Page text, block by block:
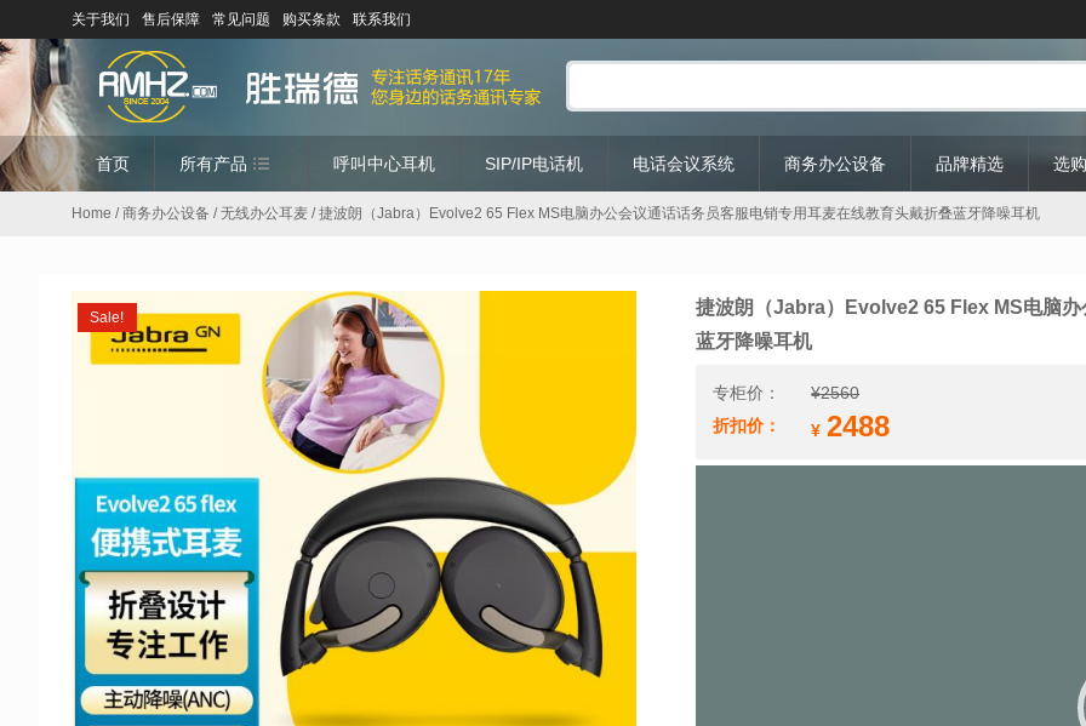
关于我们 售后保障 常见问题 购买条款 联系我们
首页 所有产品 呼叫中心耳机 SIP/IP电话机 电话会议系统 商务办公设备 品牌精选 选
Home /商务办公设备 /无线办公耳麦 / 捷波朗（Jabra）Evolve2 65 Flex MS电脑办公会议通话话务员客服电销专用耳麦在线教育头戴折叠蓝牙降噪耳机
Sale!
捷波朗（Jabra）Evolve2 65 Flex MS电脑
蓝牙降噪耳机
专柜价：
折扣价：
¥2560
¥ 2488